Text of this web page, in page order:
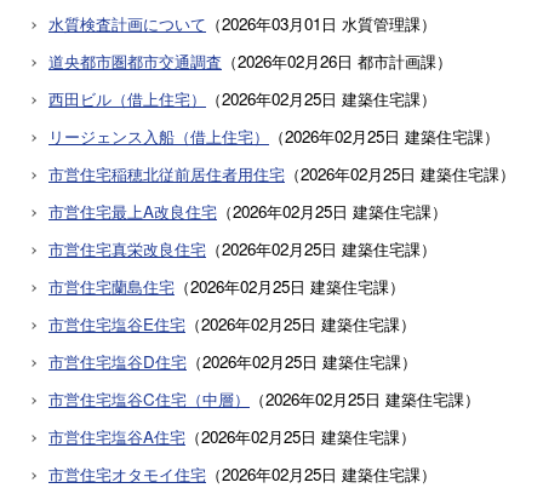
水質検査計画について （2026年03月01日 水質管理課）
道央都市圏都市交通調査 （2026年02月26日 都市計画課）
西田ビル（借上住宅）
（2026年02月25日 建築住宅課）
リージェンス入船（借上住宅）
（2026年02月25日 建築住宅課）
市営住宅稲穂北従前居住者用住宅 （2026年02月25日 建築住宅課）
市営住宅最上A改良住宅 （2026年02月25日 建築住宅課）
市営住宅真栄改良住宅 （2026年02月25日 建築住宅課）
市営住宅蘭島住宅 （2026年02月25日 建築住宅課）
市営住宅塩谷E住宅 （2026年02月25日 建築住宅課）
市営住宅塩谷D住宅 （2026年02月25日 建築住宅課）
市営住宅塩谷C住宅（中層）
（2026年02月25日 建築住宅課）
市営住宅塩谷A住宅 （2026年02月25日 建築住宅課）
市営住宅オタモイ住宅 （2026年02月25日 建築住宅課）